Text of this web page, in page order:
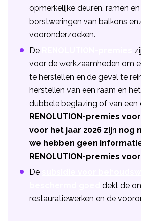
opmerkelijke deuren, ramen
borstweringen van balkons
vooronderzoeken.
De
voor de werkzaamheden om
te herstellen en de gevel te
herstellen van een raam en
dubbele beglazing of van een
RENOLUTION-premies
voor het jaar 2026 zijn nog
we hebben geen
RENOLUTION-premies voor
De
dekt de
restauratiewerken en de